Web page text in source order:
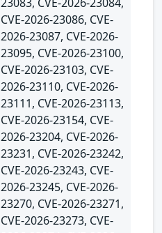
CVE-2026-23086, CVE-
2026-23087, CVE-2026-
23095, CVE-2026-23100,
CVE-2026-23103, CVE-
2026-23110, CVE-2026-
23111, CVE-2026-23113,
CVE-2026-23154, CVE-
2026-23204, CVE-2026-
23231, CVE-2026-23242,
CVE-2026-23243, CVE-
2026-23245, CVE-2026-
23270, CVE-2026-23271,
CVE-2026-23273, CVE-